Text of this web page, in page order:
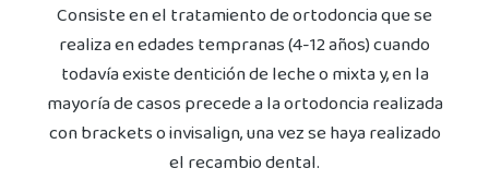
Consiste en el tratamiento de ortodoncia que se
realiza en edades tempranas (4-12 años) cuando
todavía existe dentición de leche o mixta y, en la
mayoría de casos precede a la ortodoncia realizada
con brackets o invisalign, una vez se haya realizado
el recambio dental.